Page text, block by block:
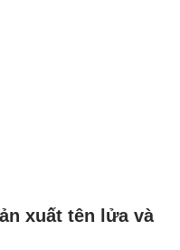
xuất tên lửa và